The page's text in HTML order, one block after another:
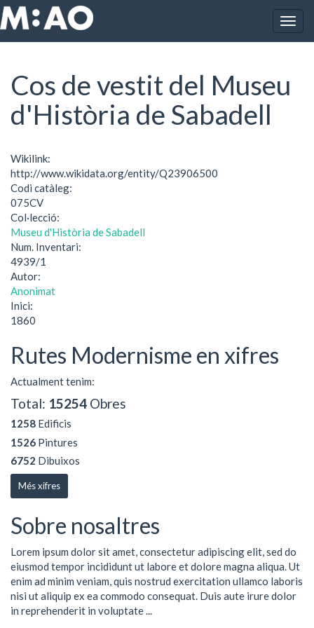
Vés al contingut
Inici Cos de vestit del Museu d'Història de Sabadell
Cos de vestit del Museu
d'Història de Sabadell
Wikilink:
http://www.wikidata.org/entity/Q23906500
Codi catàleg:
075CV
Col·lecció:
Museu d'Història de Sabadell
Num. Inventari:
4939/1
Autor:
Anonimat
Inici:
1860
Rutes Modernisme en xifres
Actualment tenim:
Total: 15254 Obres
1258 Edificis
1526 Pintures
6752 Dibuixos
Més xifres
Sobre nosaltres
Lorem ipsum dolor sit amet, consectetur adipiscing elit, sed do
eiusmod tempor incididunt ut labore et dolore magna aliqua. Ut
enim ad minim veniam, quis nostrud exercitation ullamco laboris
nisi ut aliquip ex ea commodo consequat. Duis aute irure dolor
in reprehenderit in voluptate ...